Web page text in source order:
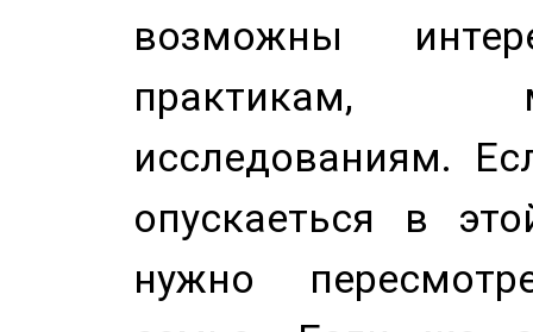
возможны
практикам,
исследованиям.
опускаеться в
нужно